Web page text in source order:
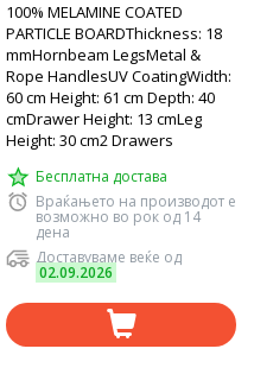
100% MELAMINE COATED
PARTICLE BOARDThickness: 18
mmHornbeam LegsMetal &
Rope HandlesUV CoatingWidth:
60 cm Height: 61 cm Depth: 40
cmDrawer Height: 13 cmLeg
Height: 30 cm2 Drawers
Бесплатна достава
Враќањето на производот е
возможно во рок од 14
дена
Доставуваме веќе од
02.09.2026